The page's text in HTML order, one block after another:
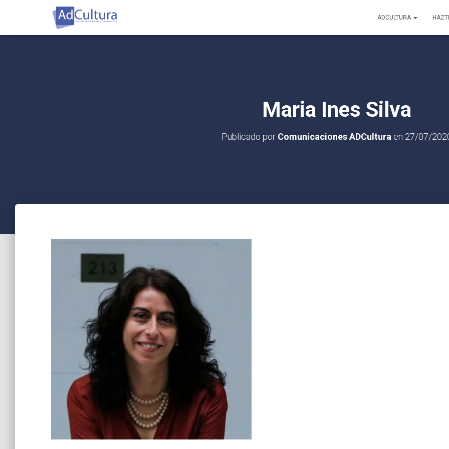
ADCULTURA
Maria Ines Silva
Publicado por Comunicaciones ADCultura en 27/07/